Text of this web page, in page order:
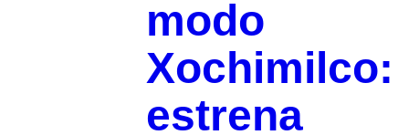
modo
Xochimilco:
estrena